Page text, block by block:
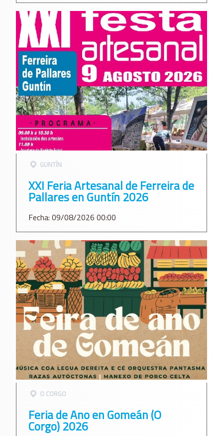
GUNTÍ­N
XXI Feria Artesanal de Ferreira de
Pallares en Guntín 2026
Fecha: 09/08/2026 00:00
O CORGO
Feria de Ano en Gomeán (O
Corgo) 2026